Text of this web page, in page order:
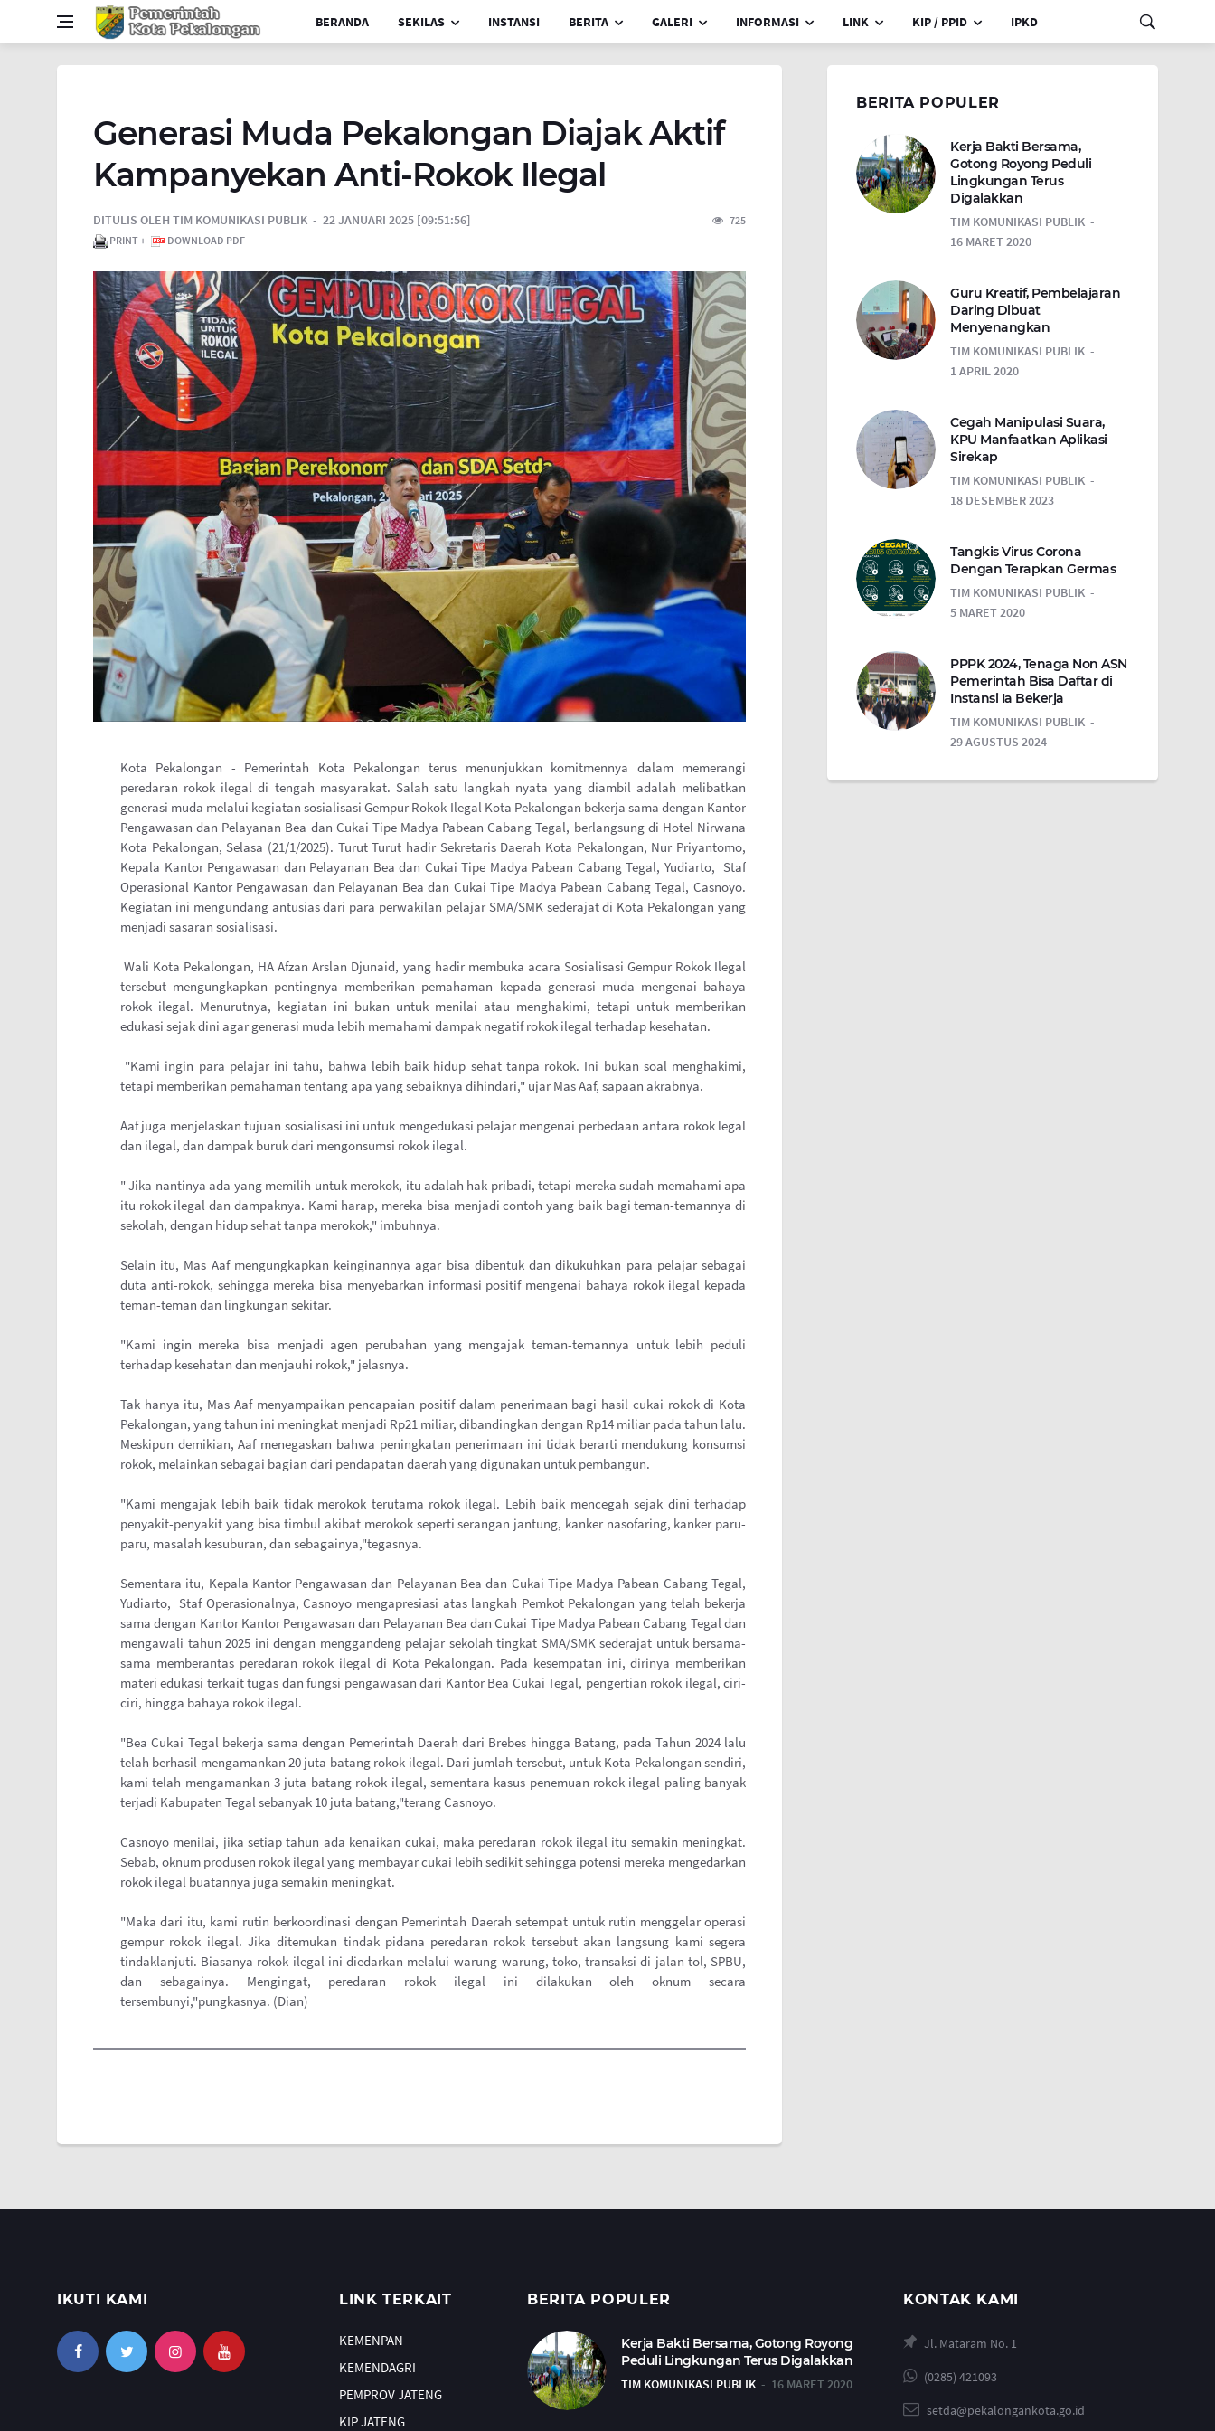
BERANDA SEKILAS INSTANSI BERITA GALERI INFORMASI LINK KIP / PPID IPKD
Generasi Muda Pekalongan Diajak Aktif
Kampanyekan Anti-Rokok Ilegal
DITULIS OLEH TIM KOMUNIKASI PUBLIK 22 JANUARI 2025 [09:51:56]
725
PRINT +
DOWNLOAD PDF
Kota Pekalongan - Pemerintah Kota Pekalongan terus menunjukkan komitmennya dalam memerangi
peredaran rokok ilegal di tengah masyarakat. Salah satu langkah nyata yang diambil adalah melibatkan
generasi muda melalui kegiatan sosialisasi Gempur Rokok Ilegal Kota Pekalongan bekerja sama dengan Kantor
Pengawasan dan Pelayanan Bea dan Cukai Tipe Madya Pabean Cabang Tegal, berlangsung di Hotel Nirwana
Kota Pekalongan, Selasa (21/1/2025). Turut Turut hadir Sekretaris Daerah Kota Pekalongan, Nur Priyantomo,
Kepala Kantor Pengawasan dan Pelayanan Bea dan Cukai Tipe Madya Pabean Cabang Tegal, Yudiarto, Staf
Operasional Kantor Pengawasan dan Pelayanan Bea dan Cukai Tipe Madya Pabean Cabang Tegal, Casnoyo.
Kegiatan ini mengundang antusias dari para perwakilan pelajar SMA/SMK sederajat di Kota Pekalongan yang
menjadi sasaran sosialisasi.
Wali Kota Pekalongan, HA Afzan Arslan Djunaid, yang hadir membuka acara Sosialisasi Gempur Rokok Ilegal
tersebut mengungkapkan pentingnya memberikan pemahaman kepada generasi muda mengenai bahaya
rokok ilegal. Menurutnya, kegiatan ini bukan untuk menilai atau menghakimi, tetapi untuk memberikan
edukasi sejak dini agar generasi muda lebih memahami dampak negatif rokok ilegal terhadap kesehatan.
"Kami ingin para pelajar ini tahu, bahwa lebih baik hidup sehat tanpa rokok. Ini bukan soal menghakimi,
tetapi memberikan pemahaman tentang apa yang sebaiknya dihindari," ujar Mas Aaf, sapaan akrabnya.
Aaf juga menjelaskan tujuan sosialisasi ini untuk mengedukasi pelajar mengenai perbedaan antara rokok legal
dan ilegal, dan dampak buruk dari mengonsumsi rokok ilegal.
" Jika nantinya ada yang memilih untuk merokok, itu adalah hak pribadi, tetapi mereka sudah memahami apa
itu rokok ilegal dan dampaknya. Kami harap, mereka bisa menjadi contoh yang baik bagi teman-temannya di
sekolah, dengan hidup sehat tanpa merokok," imbuhnya.
Selain itu, Mas Aaf mengungkapkan keinginannya agar bisa dibentuk dan dikukuhkan para pelajar sebagai
duta anti-rokok, sehingga mereka bisa menyebarkan informasi positif mengenai bahaya rokok ilegal kepada
teman-teman dan lingkungan sekitar.
"Kami ingin mereka bisa menjadi agen perubahan yang mengajak teman-temannya untuk lebih peduli
terhadap kesehatan dan menjauhi rokok," jelasnya.
Tak hanya itu, Mas Aaf menyampaikan pencapaian positif dalam penerimaan bagi hasil cukai rokok di Kota
Pekalongan, yang tahun ini meningkat menjadi Rp21 miliar, dibandingkan dengan Rp14 miliar pada tahun lalu.
Meskipun demikian, Aaf menegaskan bahwa peningkatan penerimaan ini tidak berarti mendukung konsumsi
rokok, melainkan sebagai bagian dari pendapatan daerah yang digunakan untuk pembangun.
"Kami mengajak lebih baik tidak merokok terutama rokok ilegal. Lebih baik mencegah sejak dini terhadap
penyakit-penyakit yang bisa timbul akibat merokok seperti serangan jantung, kanker nasofaring, kanker paru-
paru, masalah kesuburan, dan sebagainya,"tegasnya.
Sementara itu, Kepala Kantor Pengawasan dan Pelayanan Bea dan Cukai Tipe Madya Pabean Cabang Tegal,
Yudiarto, Staf Operasionalnya, Casnoyo mengapresiasi atas langkah Pemkot Pekalongan yang telah bekerja
sama dengan Kantor Kantor Pengawasan dan Pelayanan Bea dan Cukai Tipe Madya Pabean Cabang Tegal dan
mengawali tahun 2025 ini dengan menggandeng pelajar sekolah tingkat SMA/SMK sederajat untuk bersama-
sama memberantas peredaran rokok ilegal di Kota Pekalongan. Pada kesempatan ini, dirinya memberikan
materi edukasi terkait tugas dan fungsi pengawasan dari Kantor Bea Cukai Tegal, pengertian rokok ilegal, ciri-
ciri, hingga bahaya rokok ilegal.
"Bea Cukai Tegal bekerja sama dengan Pemerintah Daerah dari Brebes hingga Batang, pada Tahun 2024 lalu
telah berhasil mengamankan 20 juta batang rokok ilegal. Dari jumlah tersebut, untuk Kota Pekalongan sendiri,
kami telah mengamankan 3 juta batang rokok ilegal, sementara kasus penemuan rokok ilegal paling banyak
terjadi Kabupaten Tegal sebanyak 10 juta batang,"terang Casnoyo.
Casnoyo menilai, jika setiap tahun ada kenaikan cukai, maka peredaran rokok ilegal itu semakin meningkat.
Sebab, oknum produsen rokok ilegal yang membayar cukai lebih sedikit sehingga potensi mereka mengedarkan
rokok ilegal buatannya juga semakin meningkat.
"Maka dari itu, kami rutin berkoordinasi dengan Pemerintah Daerah setempat untuk rutin menggelar operasi
gempur rokok ilegal. Jika ditemukan tindak pidana peredaran rokok tersebut akan langsung kami segera
tindaklanjuti. Biasanya rokok ilegal ini diedarkan melalui warung-warung, toko, transaksi di jalan tol, SPBU,
dan sebagainya. Mengingat, peredaran rokok ilegal ini dilakukan oleh oknum secara
tersembunyi,"pungkasnya. (Dian)
BERITA POPULER
Kerja Bakti Bersama,
Gotong Royong Peduli
Lingkungan Terus
Digalakkan
TIM KOMUNIKASI PUBLIK
16 MARET 2020
Guru Kreatif, Pembelajaran
Daring Dibuat
Menyenangkan
TIM KOMUNIKASI PUBLIK
1 APRIL 2020
Cegah Manipulasi Suara,
KPU Manfaatkan Aplikasi
Sirekap
TIM KOMUNIKASI PUBLIK
18 DESEMBER 2023
Tangkis Virus Corona
Dengan Terapkan Germas
TIM KOMUNIKASI PUBLIK
5 MARET 2020
PPPK 2024, Tenaga Non ASN
Pemerintah Bisa Daftar di
Instansi Ia Bekerja
TIM KOMUNIKASI PUBLIK
29 AGUSTUS 2024
IKUTI KAMI LINK TERKAIT
KEMENPAN
KEMENDAGRI
PEMPROV JATENG
KIP JATENG
BERITA POPULER
Kerja Bakti Bersama, Gotong Royong
Peduli Lingkungan Terus Digalakkan
TIM KOMUNIKASI PUBLIK
16 MARET 2020
KONTAK KAMI
Jl. Mataram No. 1
(0285) 421093
setda@pekalongankota.go.id